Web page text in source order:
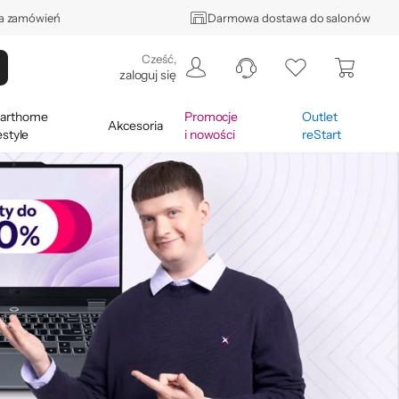
zamówień Darmowa dostawa do salonów
Cześć,
zaloguj się
Akcesoria
Promocje
i nowości
Outlet
reStart